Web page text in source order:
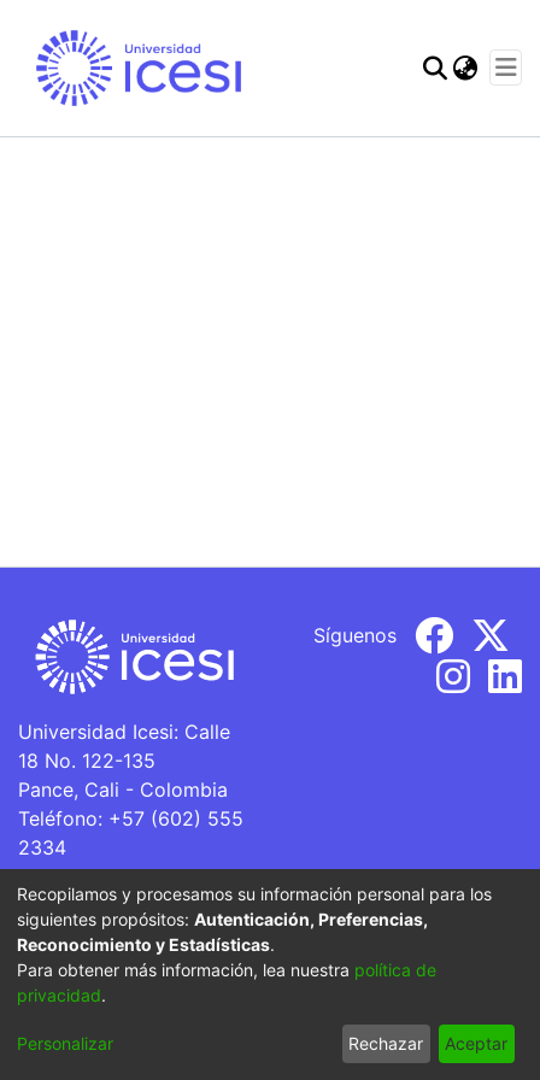
Universidad Icesi: Calle
18 No. 122-135
Pance, Cali - Colombia
Teléfono: +57 (602) 555
2334
ventanillaunica@icesi.edu.co
Síguenos
La Universidad Icesi es una Institución de Educación
Superior que se encuentra sujeta a inspección y vigilancia
por parte del Ministerio de Educación Nacional.
Cookie
End User
Agreement
Send
Feedback
Recopilamos y procesamos su información personal para los
siguientes propósitos: Autenticación, Preferencias,
Reconocimiento y Estadísticas.
Para obtener más información, lea nuestra política de
privacidad.
Personalizar Rechazar Aceptar